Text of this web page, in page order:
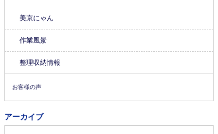
美京にゃん
作業風景
整理収納情報
お客様の声
アーカイブ